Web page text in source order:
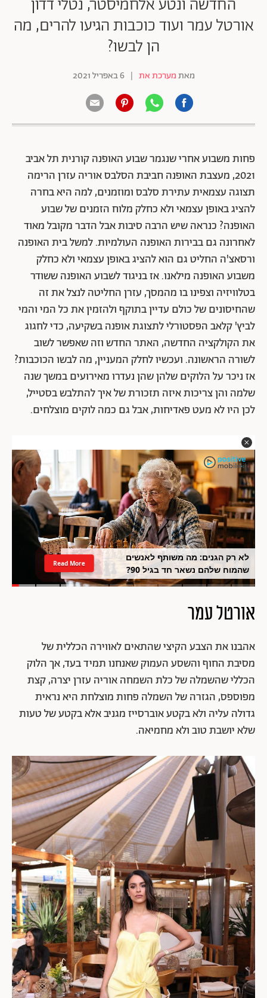
החדשה ונטע אלחמיסטר, נטלי דדון
אורטל עמר ועוד כוכבות הגיעו להרים, מה
הן לבשו?
מאתמערכת את | 6 באפריל 2021
פחות משבוע אחרי שנגמר שבוע האופנה קורנית תל אביב
2021, מעצבת האופנה חביבת הסלבס אוריה עזרן הרימה
תצוגה עצמאית עתירת סלבס ומוזמנים, למה היא בחרה
להציג באופן עצמאי ולא כחלק מלוח הזמנים של שבוע
האופנה? כנראה שיש הרבה סיבות אבל הדבר מקובל מאוד
לאחרונה גם בבירות האופנה העולמיות. למשל בית האופנה
ורסאצ'ה החליט גם הוא להציג באופן עצמאי ולא כחלק
משבוע האופנה מילאנו. אז בניגוד לשבוע האופנה ששודר
בטלוויזיה וצפינו בו מהמסך, עזרן החליטה לנצל את זה
שהחיסונים של כולם עדיין בתוקף ולהזמין את כל המי והמי
לביץ' קלאב הפסטורלי לתצוגת אופנה בשקיעה, כדי לחגוג
את הקולקציה החדשה, האתר החדש וזה שאפשר לשוב
לשורה הראשונה. ועכשיו לחלק המעניין, מה לבשו הכוכבות?
אז ניכר על הלוקים שלהן שהן נעדרו מאירועים במשך שנה
שלמה והן צריכות איזה תזכורת של איך להתלבש בסטייל,
לכן היו לא מעט פאדיחות, אבל גם כמה לוקים מוצלחים.
לא רק הגנים: מה משותף לאנשים
שהמוח שלהם נשאר חד בגיל 90?
Read More
אורטל עמר
אהבנו את הצבע הקיצי שהתאים לאווירה הכללית של
מסיבת החוף והשסע העמוק שאנחנו תמיד בעד, אך הלוק
הכללי שהשמלה של כלת השמחה אוריה עזרן יצרה, קצת
מפוספס, הגזרה של השמלה פחות מוצלחת היא נראית
גדולה עליה ולא בקטע אוברסייז מגניב אלא בקטע של טעות
שלא יושבת טוב ולא מחמיאה.